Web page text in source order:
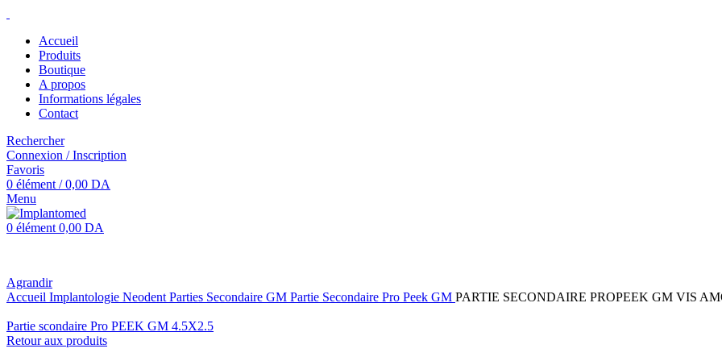
Accueil
Produits
Boutique
A propos
Informations légales
Contact
Rechercher
Connexion / Inscription
Favoris
0 élément / 0,00 DA
Menu
0 élément 0,00 DA
Agrandir
Accueil Implantologie Neodent Parties Secondaire GM Partie Secondaire Pro Peek GM PARTIE SECONDAIRE PROPEEK GM VIS
Partie scondaire Pro PEEK GM 4.5X2.5
Retour aux produits